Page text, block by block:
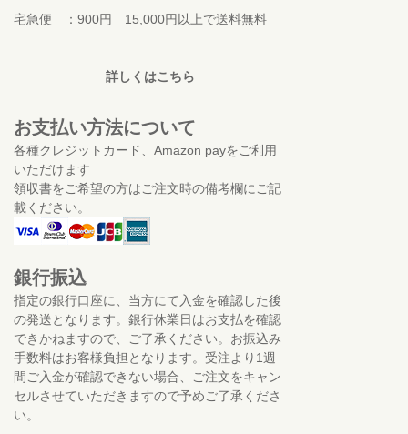
宅急便 ：900円 15,000円以上で送料無料
詳しくはこちら
お支払い方法について
各種クレジットカード、Amazon payをご利用
いただけます
領収書をご希望の方はご注文時の備考欄にご記
載ください。
銀行振込
指定の銀行口座に、当方にて入金を確認した後
の発送となります。銀行休業日はお支払を確認
できかねますので、ご了承ください。お振込み
手数料はお客様負担となります。受注より1週
間ご入金が確認できない場合、ご注文をキャン
セルさせていただきますので予めご了承くださ
い。